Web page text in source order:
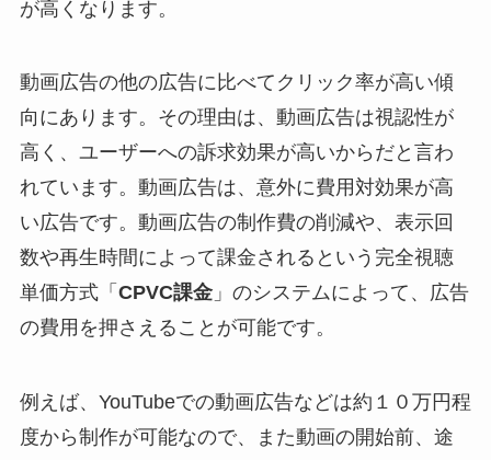
が高くなります。
動画広告の他の広告に比べてクリック率が高い傾
向にあります。その理由は、動画広告は視認性が
高く、ユーザーへの訴求効果が高いからだと言わ
れています。動画広告は、意外に費用対効果が高
い広告です。動画広告の制作費の削減や、表示回
数や再生時間によって課金されるという完全視聴
単価方式「 CPVC課金」のシステムによって、広告
の費用を押さえることが可能です。
例えば、YouTubeでの動画広告などは約１０万円程
度から制作が可能なので、また動画の開始前、途